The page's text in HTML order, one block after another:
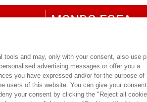
MONDO EGEA
SDA BOCCONI SCHOOL OF
and may, only with your consent, also use
advertising messages or offer you a
you have expressed and/or for the purpose of
users of this website. You can give your
your consent by clicking the "Reject all